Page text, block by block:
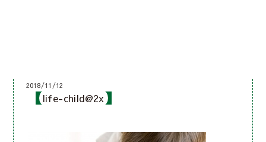
2018/11/12
life-child@2x